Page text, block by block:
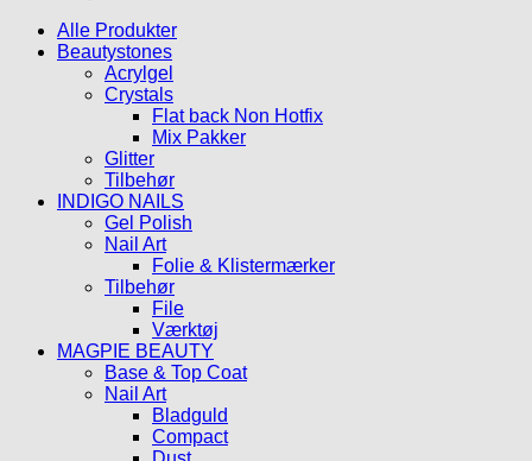
Alle Produkter
Beautystones
Acrylgel
Crystals
Flat back Non Hotfix
Mix Pakker
Glitter
Tilbehør
INDIGO NAILS
Gel Polish
Nail Art
Folie & Klistermærker
Tilbehør
File
Værktøj
MAGPIE BEAUTY
Base & Top Coat
Nail Art
Bladguld
Compact